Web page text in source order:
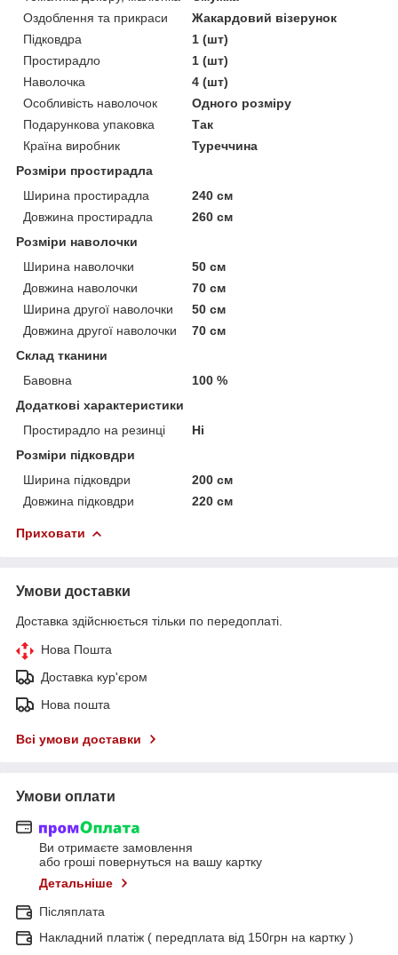
Оздоблення та прикраси
Жакардовий візерунок
Підковдра
1 (шт)
Простирадло
1 (шт)
Наволочка
4 (шт)
Особливість наволочок
Одного розміру
Подарункова упаковка
Так
Країна виробник
Туреччина
Розміри простирадла
Ширина простирадла
240 см
Довжина простирадла
260 см
Розміри наволочки
Ширина наволочки
50 см
Довжина наволочки
70 см
Ширина другої наволочки
50 см
Довжина другої наволочки
70 см
Склад тканини
Бавовна
100 %
Додаткові характеристики
Простирадло на резинці
Ні
Розміри підковдри
Ширина підковдри
200 см
Довжина підковдри
220 см
Приховати
Умови доставки
Доставка здійснюється тільки по передоплаті.
Нова Пошта
Доставка кур'єром
Нова пошта
Всі умови доставки
Умови оплати
Ви отримаєте замовлення
або гроші повернуться на вашу картку
Детальніше
Післяплата
Накладний платіж ( передплата від 150грн на картку )